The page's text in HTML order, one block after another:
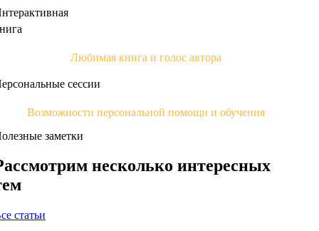
Любимая книга и голос автора
сессии
Возможности персональной помощи и обучения
заметки
несколько интересных
статьи